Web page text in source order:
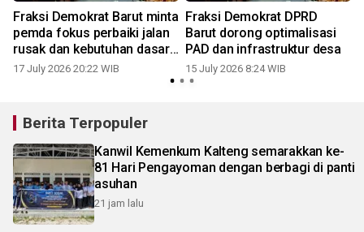
Fraksi Demokrat Barut minta
pemda fokus perbaiki jalan
rusak dan kebutuhan dasar
masyarakat
17 July 2026 20:22 WIB
Fraksi Demokrat DPRD
Barut dorong optimalisasi
PAD dan infrastruktur desa
15 July 2026 8:24 WIB
Berita Terpopuler
Kanwil Kemenkum Kalteng semarakkan ke-
81 Hari Pengayoman dengan berbagi di panti
asuhan
21 jam lalu